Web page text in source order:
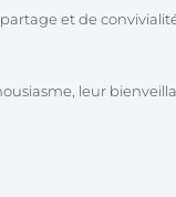
et de
leur